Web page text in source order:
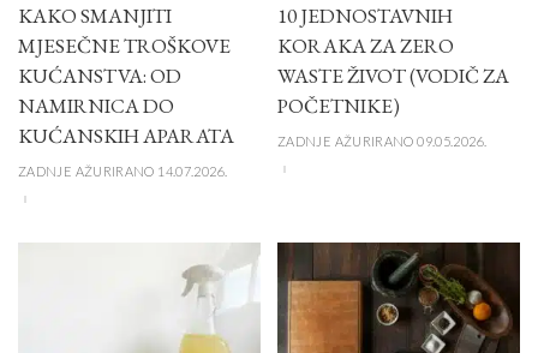
KAKO SMANJITI
MJESEČNE TROŠKOVE
KUĆANSTVA: OD
NAMIRNICA DO
KUĆANSKIH APARATA
ZADNJE AŽURIRANO 14.07.2026.
10 JEDNOSTAVNIH
KORAKA ZA ZERO
WASTE ŽIVOT (VODIČ ZA
POČETNIKE)
ZADNJE AŽURIRANO 09.05.2026.